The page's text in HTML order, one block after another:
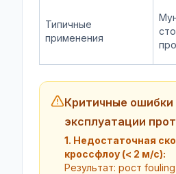
Типичные
применения
Критичные ошибки
эксплуатации
1. Недостаточная
кроссфлоу (< 2 м/с):
Результат: рост